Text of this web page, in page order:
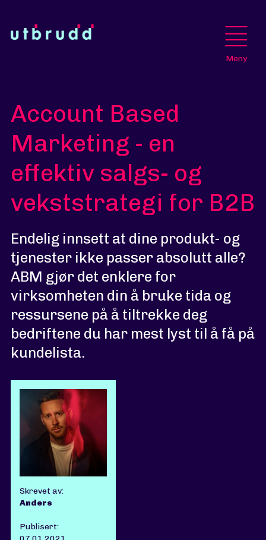
Meny
Account Based
Marketing - en
effektiv salgs- og
vekststrategi for B2B
Endelig innsett at dine produkt- og
tjenester ikke passer absolutt alle?
ABM gjør det enklere for
virksomheten din å bruke tida og
ressursene på å tiltrekke deg
bedriftene du har mest lyst til å få på
kundelista.
Skrevet av:
Anders
Publisert: